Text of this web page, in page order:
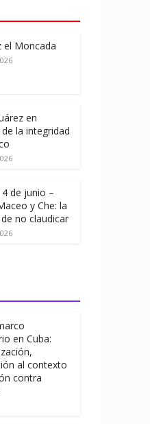
el Moncada
en
la integridad
de junio –
y Che: la
no claudicar
en Cuba:
al contexto
contra